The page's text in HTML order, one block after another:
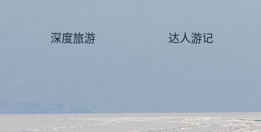
深度旅游 达人游记